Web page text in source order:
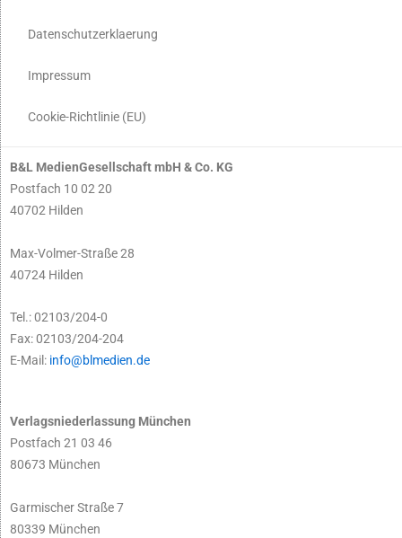
Datenschutzerklaerung
Impressum
Cookie-Richtlinie (EU)
B&L MedienGesellschaft mbH & Co. KG
Postfach 10 02 20
40702 Hilden
Max-Volmer-Straße 28
40724 Hilden
Tel.: 02103/204-0
Fax: 02103/204-204
E-Mail: info@blmedien.de
Verlagsniederlassung München
Postfach 21 03 46
80673 München
Garmischer Straße 7
80339 München